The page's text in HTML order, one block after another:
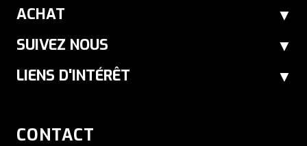
ACHAT
SUIVEZ NOUS
LIENS D'INTÉRÊT
CONTACT